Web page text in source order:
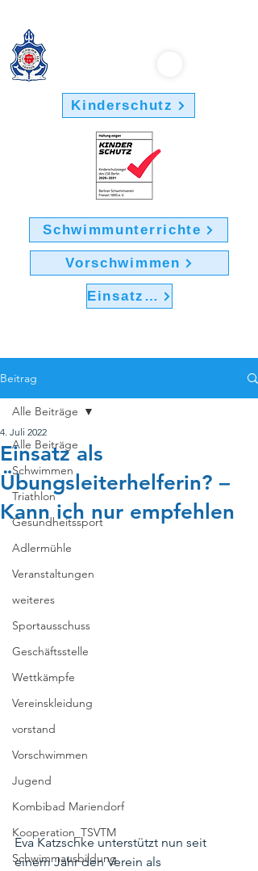
Kinderschutz
Schwimmunterrichte
Vorschwimmen
Einsatz im Verein
Beitrag
Alle Beiträge
Schwimmen
Triathlon
Gesundheitssport
Adlermühle
Veranstaltungen
weiteres
Sportausschuss
Geschäftsstelle
Wettkämpfe
Vereinskleidung
vorstand
Vorschwimmen
Jugend
Kombibad Mariendorf
Kooperation_TSVTM
Schwimmausbildung
Alle Beiträge
Einsatz als
Übungsleiterhelferin? –
Kann ich nur empfehlen
4. Juli 2022
Eva Katzschke unterstützt nun seit
einem Jahr den Verein als